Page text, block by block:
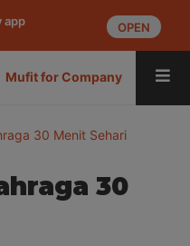
app OPEN
Mufit for Company
30 Menit Sehari
30